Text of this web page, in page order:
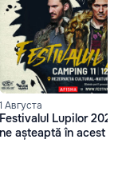
1 Августа
Festivalul Lupilor
ne așteaptă în acest